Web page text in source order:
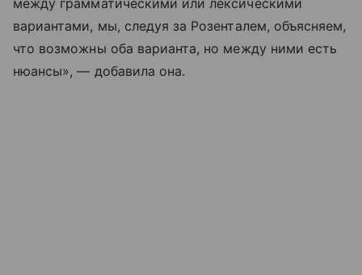
вариантами, мы, следуя за Розенталем, объясняем,
что возможны оба варианта, но между ними есть
нюансы», — добавила она.